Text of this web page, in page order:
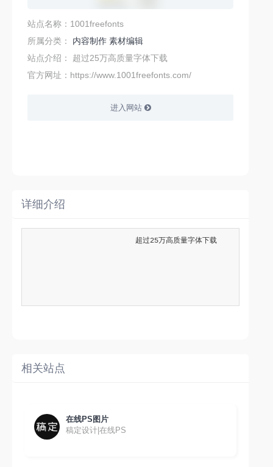
站点名称：1001freefonts
所属分类： 内容制作 素材编辑
站点介绍： 超过25万高质量字体下载
官方网址：https://www.1001freefonts.com/
进入网站
详细介绍
相关站点
在线PS图片
稿定设计|在线PS